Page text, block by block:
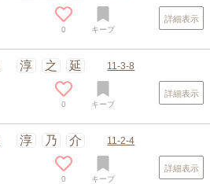
0 キープ
詳細表示
淳 之 延 11-3-8
0 キープ
詳細表示
淳 乃 介 11-2-4
0 キープ
詳細表示